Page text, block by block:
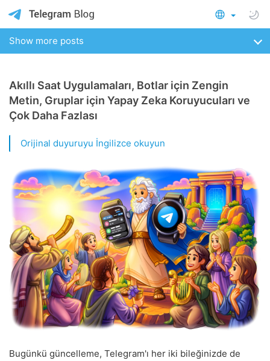
Show more posts
Akıllı Saat Uygulamaları, Botlar için Zengin
Metin, Gruplar için Yapay Zeka Koruyucuları ve
Çok Daha Fazlası
Orijinal duyuruyu İngilizce okuyun
Bugünkü güncelleme, Telegram'ı her iki bileğinizde de